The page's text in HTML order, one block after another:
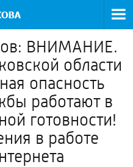
ВНИМАНИЕ.
области
опасность
работают в
готовности!
в работе